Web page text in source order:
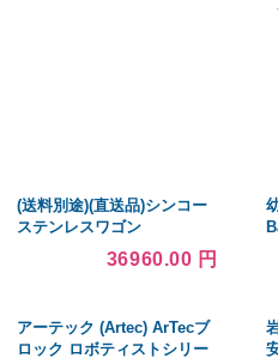
(送料別途)(直送品)シンコー
ステンレスワゴン
600×450×800 MN11-6045-
U75(受注生産)
36960.00 円
アーテック (Artec) ArTecブ
ロック ロボティストシリー